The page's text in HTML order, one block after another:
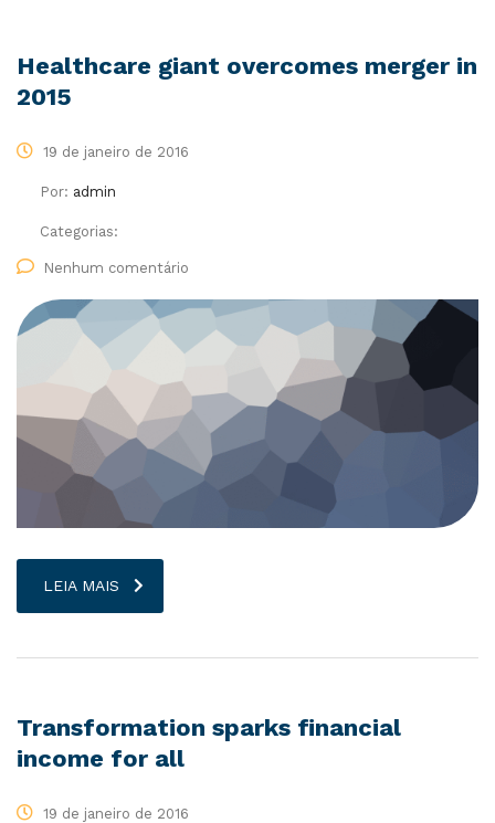
Healthcare giant overcomes merger in
2015
19 de janeiro de 2016
Por: admin
Categorias:
Nenhum comentário
LEIA MAIS
Transformation sparks financial
income for all
19 de janeiro de 2016